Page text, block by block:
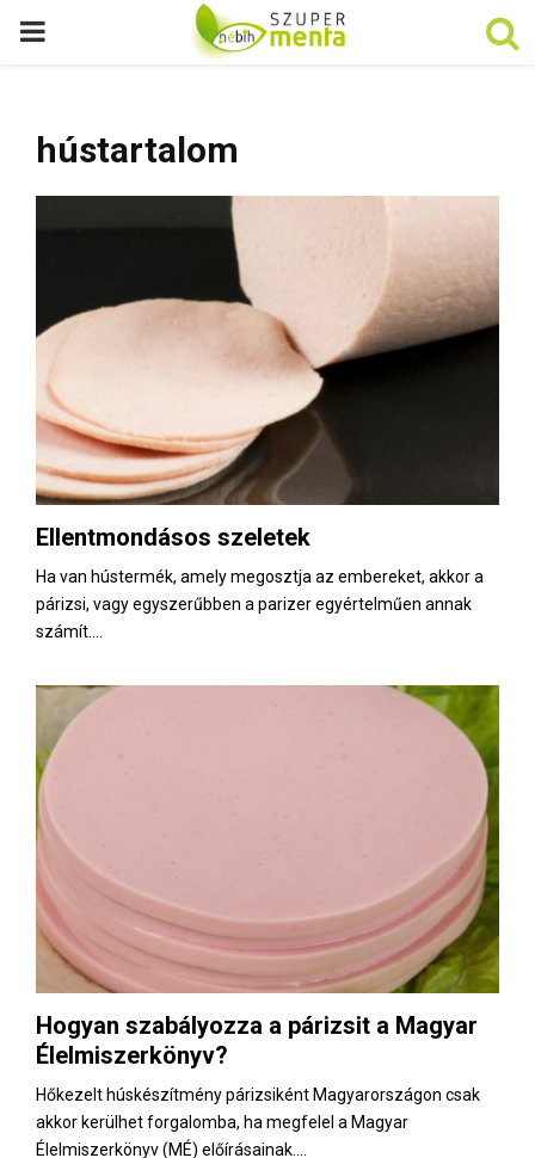
P
Y
M
N
U
hústartalom
Ellentmondásos szeletek
Ha van hústermék, amely megosztja az embereket, akkor a
párizsi, vagy egyszerűbben a parizer egyértelműen annak
számít....
Hogyan szabályozza a párizsit a Magyar
Élelmiszerkönyv?
Hőkezelt húskészítmény párizsiként Magyarországon csak
akkor kerülhet forgalomba, ha megfelel a Magyar
Élelmiszerkönyv (MÉ) előírásainak....